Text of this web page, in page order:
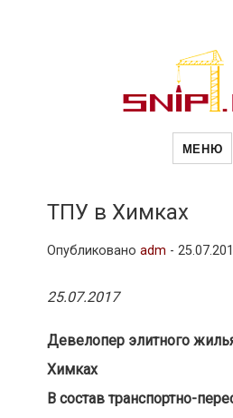
МЕНЮ
ТПУ в Химках
Опубликовано adm -
25.07.2017
Девелопер элитного
Химках
В состав транспортно-